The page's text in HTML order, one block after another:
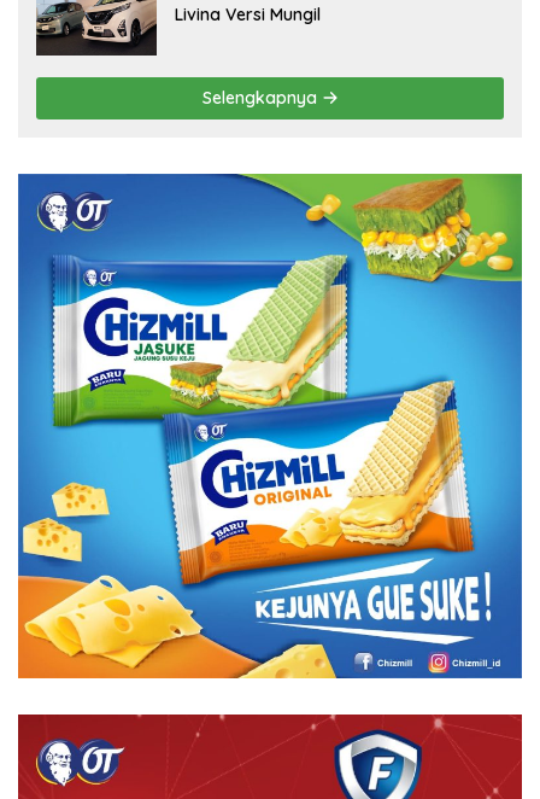
Livina Versi Mungil
Selengkapnya